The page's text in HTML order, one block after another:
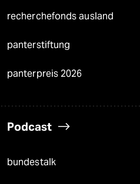
recherchefonds ausland
panterstiftung
panterpreis 2026
Podcast
bundestalk